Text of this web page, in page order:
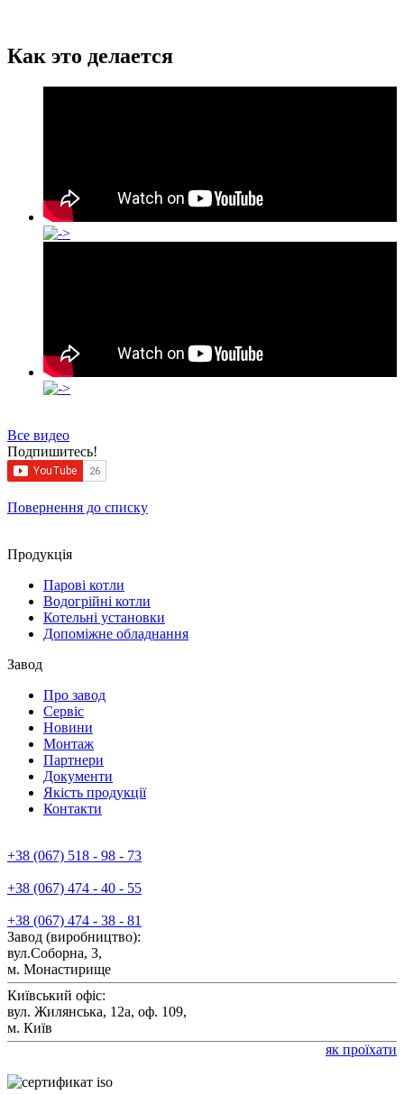
Как это делается
Все видео
Подпишитесь!
Повернення до списку
Продукцiя
Парові котли
Водогрійні котли
Котельні установки
Допоміжне обладнання
Завод
Про завод
Сервiс
Новини
Монтаж
Партнери
Документи
Якiсть продукції
Контакти
+38 (067) 518 - 98 - 73
+38 (067) 474 - 40 - 55
+38 (067) 474 - 38 - 81
Завод (виробництво):
вул.Соборна, 3,
м. Монастирище
Київський офіс:
вул. Жилянська, 12а, оф. 109,
м. Київ
як проїхати